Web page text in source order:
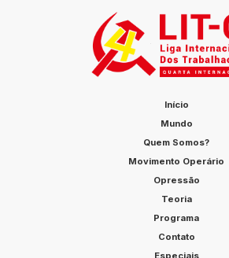
Início
Mundo
Quem Somos?
Movimento Operário
Opressão
Teoria
Programa
Contato